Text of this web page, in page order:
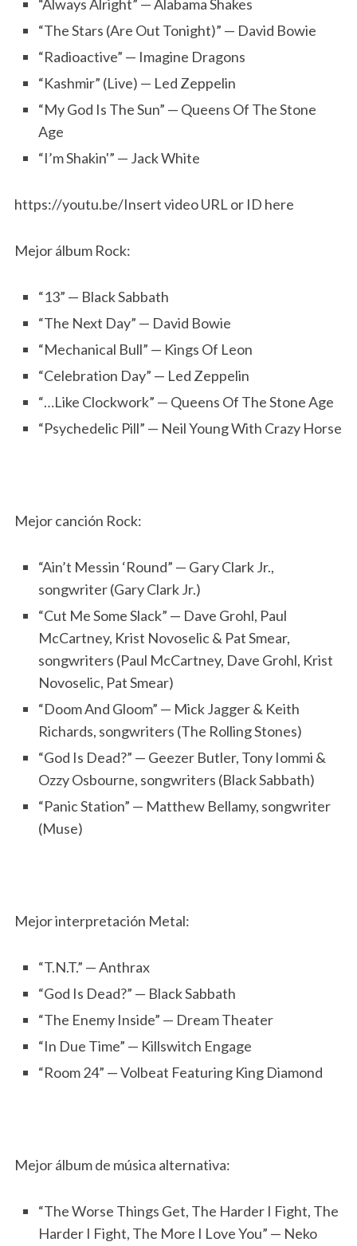
“Always Alright” — Alabama Shakes
“The Stars (Are Out Tonight)” — David Bowie
“Radioactive” — Imagine Dragons
“Kashmir” (Live) — Led Zeppelin
“My God Is The Sun” — Queens Of The Stone
Age
“I’m Shakin'” — Jack White
https://youtu.be/Insert video URL or ID here
Mejor álbum Rock:
“13” — Black Sabbath
“The Next Day” — David Bowie
“Mechanical Bull” — Kings Of Leon
“Celebration Day” — Led Zeppelin
“…Like Clockwork” — Queens Of The Stone Age
“Psychedelic Pill” — Neil Young With Crazy Horse
Mejor canción Rock:
“Ain’t Messin ‘Round” — Gary Clark Jr.,
songwriter (Gary Clark Jr.)
“Cut Me Some Slack” — Dave Grohl, Paul
McCartney, Krist Novoselic & Pat Smear,
songwriters (Paul McCartney, Dave Grohl, Krist
Novoselic, Pat Smear)
“Doom And Gloom” — Mick Jagger & Keith
Richards, songwriters (The Rolling Stones)
“God Is Dead?” — Geezer Butler, Tony Iommi &
Ozzy Osbourne, songwriters (Black Sabbath)
“Panic Station” — Matthew Bellamy, songwriter
(Muse)
Mejor interpretación Metal:
“T.N.T.” — Anthrax
“God Is Dead?” — Black Sabbath
“The Enemy Inside” — Dream Theater
“In Due Time” — Killswitch Engage
“Room 24” — Volbeat Featuring King Diamond
Mejor álbum de música alternativa:
“The Worse Things Get, The Harder I Fight, The
Harder I Fight, The More I Love You” — Neko